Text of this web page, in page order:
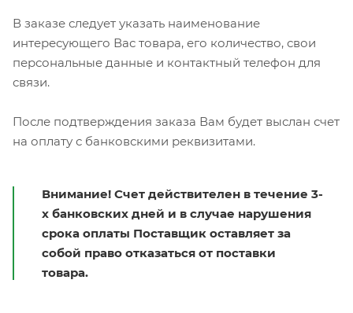
В заказе следует указать наименование
интересующего Вас товара, его количество, свои
персональные данные и контактный телефон для
связи.
После подтверждения заказа Вам будет выслан счет
на оплату с банковскими реквизитами.
Внимание! Счет действителен в течение 3-
х банковских дней и в случае нарушения
срока оплаты Поставщик оставляет за
собой право отказаться от поставки
товара.